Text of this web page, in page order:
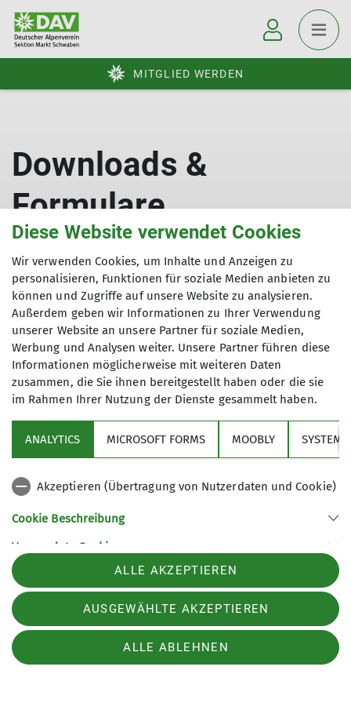
MITGLIED WERDEN
Downloads &
Formulare
Über den Verein
Service
Sektion Markt Schwaben des Deutschen Alpenvereins e.V.
Telefon +4981219891680
Datenschutz-Einstellungen
Datenschutz
Impressum
Barrierefreiheitserklärung
Diese Website verwendet Cookies
Wir verwenden Cookies, um Inhalte und Anzeigen zu
personalisieren, Funktionen für soziale Medien anbieten zu
können und Zugriffe auf unsere Website zu analysieren.
Außerdem geben wir Informationen zu Ihrer Verwendung
unserer Website an unsere Partner für soziale Medien,
Werbung und Analysen weiter. Unsere Partner führen diese
Informationen möglicherweise mit weiteren Daten
zusammen, die Sie ihnen bereitgestellt haben oder die sie
im Rahmen Ihrer Nutzung der Dienste gesammelt haben.
ANALYTICS MICROSOFT FORMS MOOBLY SYSTEM
Akzeptieren (Übertragung von Nutzerdaten und Cookie)
Cookie Beschreibung
Verwendete Cookies
ALLE AKZEPTIEREN
AUSGEWÄHLTE AKZEPTIEREN
ALLE ABLEHNEN